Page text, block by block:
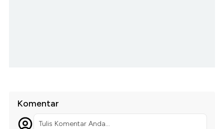
Komentar
Tulis Komentar Anda...